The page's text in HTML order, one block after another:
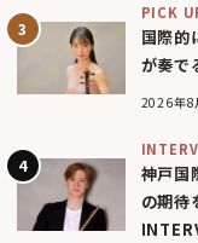
PICK
国際的
が奏で
2026年8
神戸国
の期待